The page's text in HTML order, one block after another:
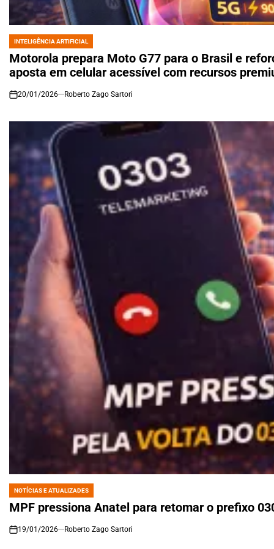
POSTED
IN
INTELIGÊNCIA ARTIFICIAL
Motorola prepara Moto G77 para o Brasil e
aposta em celular acessível com recursos
on
20/01/2026 Roberto Zago Sartori
POSTED
IN
NOTÍCIAS E ATUALIZADES
MPF pressiona Anatel para retomar o prefixo
on
19/01/2026 Roberto Zago Sartori